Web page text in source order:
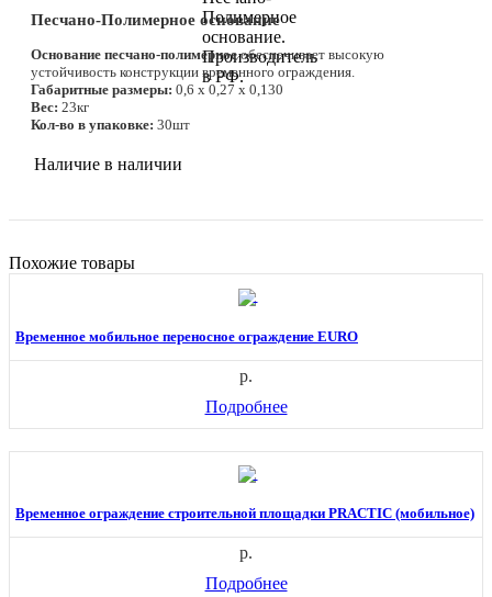
Песчано-Полимерное основание
Основание песчано-полимерноеобеспечивает высокую
устойчивость конструкции временного ограждения.
Габаритные размеры: 0,6 х 0,27 х 0,130
Вес: 23кг
Кол-во в упаковке: 30шт
Наличие в наличии
Похожие товары
Временное мобильное переносное ограждение EURO
р.
Подробнее
Временное ограждение строительной площадки PRACTIC (мобильное)
р.
Подробнее